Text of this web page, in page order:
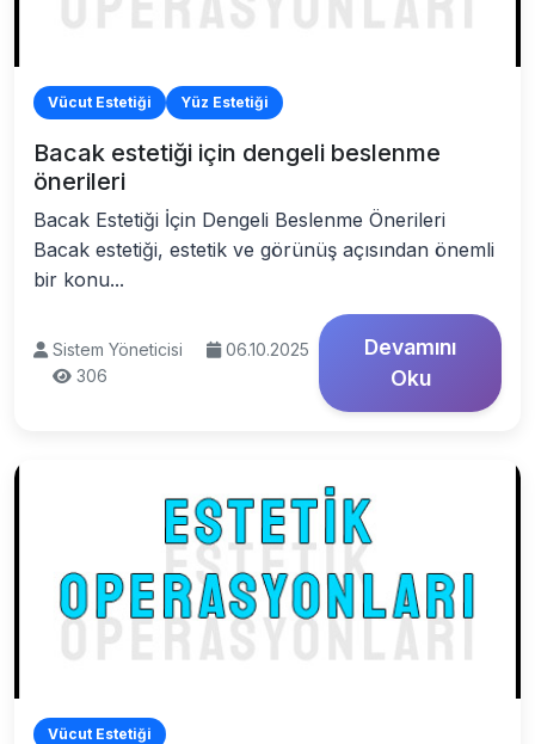
Vücut Estetiği Yüz Estetiği
Bacak estetiği için dengeli beslenme
önerileri
Bacak Estetiği İçin Dengeli Beslenme Önerileri
Bacak estetiği, estetik ve görünüş açısından önemli
bir konu...
Sistem Yöneticisi
06.10.2025
306
Devamını
Oku
Vücut Estetiği